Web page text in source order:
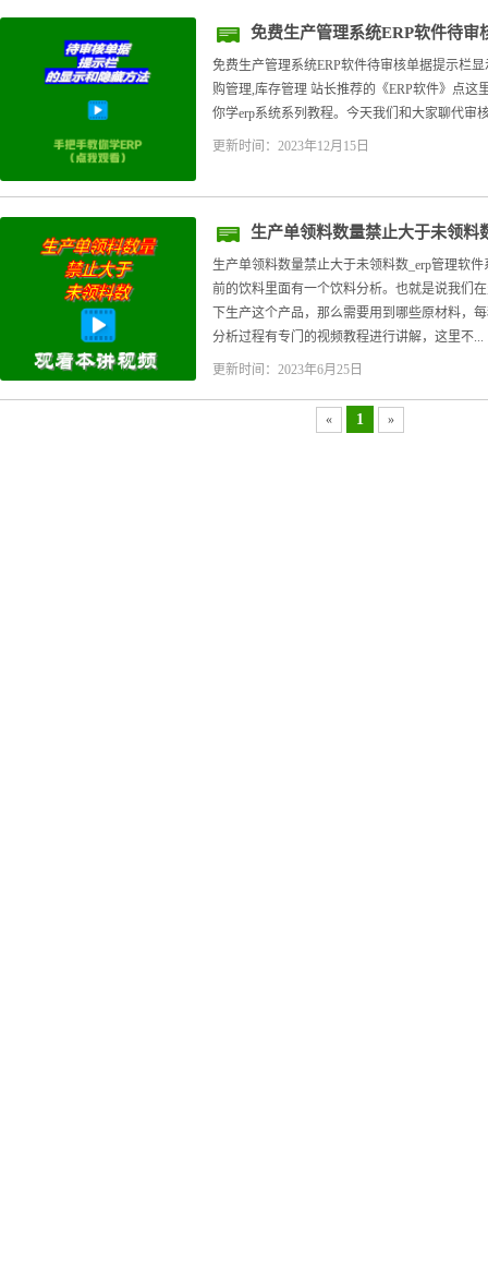
免费生产管理系统ERP软件待审
法
免费生产管理系统ERP软件待审核单据提示栏
购管理,库存管理 站长推荐的《ERP软件》点
你学erp系统系列教程。今天我们和大家聊代审
更新时间：2023年12月15日
生产单领料数量禁止大于未领料
生产单领料数量禁止大于未领料数_erp管理软
前的饮料里面有一个饮料分析。也就是说我们
下生产这个产品，那么需要用到哪些原材料，
分析过程有专门的视频教程进行讲解，这里不...
更新时间：2023年6月25日
« 1 »